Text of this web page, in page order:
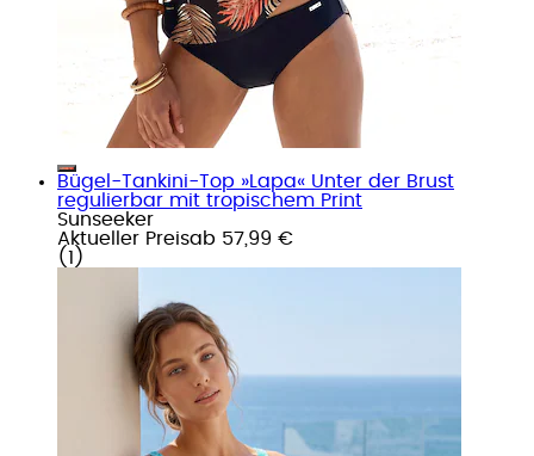
Bügel-Tankini-Top »Lapa« Unter der Brust
regulierbar mit tropischem Print
Sunseeker
Aktueller Preisab 57,99 €
( 1 )